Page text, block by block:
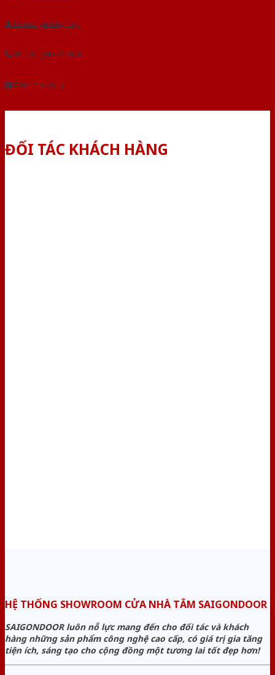
Tải báo giá tổng hợp
Yêu cầu gọi lại (3 phút)
Dành cho đại lý
ĐỐI TÁC KHÁCH HÀNG
HỆ THỐNG SHOWROOM CỬA NHÀ TẮM SAIGONDOOR
SAIGONDOOR luôn nỗ lực mang đến cho đối tác và khách
hàng những sản phẩm công nghệ cao cấp, có giá trị gia tăng
tiện ích, sáng tạo cho cộng đồng một tương lai tốt đẹp hơn!